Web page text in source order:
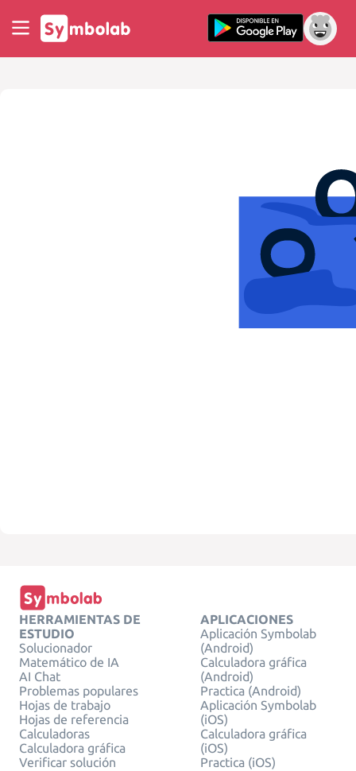
HERRAMIENTAS DE
ESTUDIO
Solucionador
Matemático de IA
AI Chat
Problemas populares
Hojas de trabajo
Hojas de referencia
Calculadoras
Calculadora gráfica
Verificar solución
APLICACIONES
Aplicación Symbolab
(Android)
Calculadora gráfica
(Android)
Practica (Android)
Aplicación Symbolab
(iOS)
Calculadora gráfica
(iOS)
Practica (iOS)